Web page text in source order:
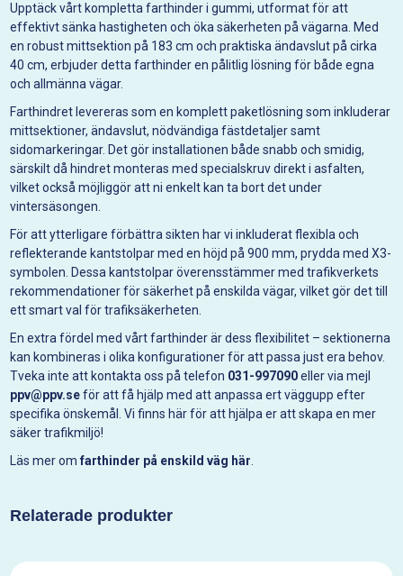
Upptäck vårt kompletta farthinder i gummi, utformat för att
effektivt sänka hastigheten och öka säkerheten på vägarna. Med
en robust mittsektion på 183 cm och praktiska ändavslut på cirka
40 cm, erbjuder detta farthinder en pålitlig lösning för både egna
och allmänna vägar.
Farthindret levereras som en komplett paketlösning som inkluderar
mittsektioner, ändavslut, nödvändiga fästdetaljer samt
sidomarkeringar. Det gör installationen både snabb och smidig,
särskilt då hindret monteras med specialskruv direkt i asfalten,
vilket också möjliggör att ni enkelt kan ta bort det under
vintersäsongen.
För att ytterligare förbättra sikten har vi inkluderat flexibla och
reflekterande kantstolpar med en höjd på 900 mm, prydda med X3-
symbolen. Dessa kantstolpar överensstämmer med trafikverkets
rekommendationer för säkerhet på enskilda vägar, vilket gör det till
ett smart val för trafiksäkerheten.
En extra fördel med vårt farthinder är dess flexibilitet – sektionerna
kan kombineras i olika konfigurationer för att passa just era behov.
Tveka inte att kontakta oss på telefon 031-997090eller via mejl
ppv@ppv.seför att få hjälp med att anpassa ert väggupp efter
specifika önskemål. Vi finns här för att hjälpa er att skapa en mer
säker trafikmiljö!
Läs mer omfarthinder på enskild väg här
Relaterade produkter